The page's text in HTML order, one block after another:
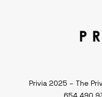
Privia 2025 – The